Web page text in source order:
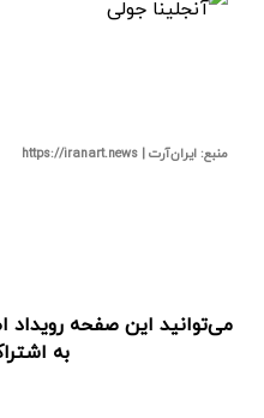
منبع: ایران‌آرت | https://iranart.news
می‌توانید این صفحه رویداد
به